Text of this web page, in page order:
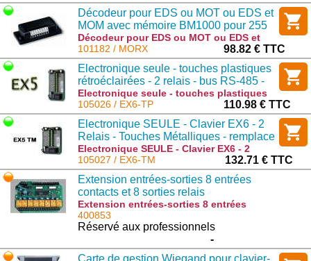
Décodeur pour EDS ou MOT ou EDS et
MOM avec mémoire BM1000 pour 255
codes pour lecteur de badge
Décodeur pour EDS ou MOT ou EDS et
MOM avec mémoire BM1000 pour 255
codes pour lecteur de badge : MORX
101182 / MORX
98.82 € TTC
Electronique seule - touches plastiques
rétroéclairées - 2 relais - bus RS-485 -
1000 codes
Electronique seule - touches plastiques
rétroéclairées - 2 relais - bus RS-485 -
1000 codes : EX6-TP
105026 / EX6-TP
110.98 € TTC
Electronique SEULE - Clavier EX6 - 2
Relais - Touches Métalliques - remplace
le EX5-TM
Electronique SEULE - Clavier EX6 - 2
Relais - Touches Métalliques - remplace
le EX5-TM : EX6-TM
105027 / EX6-TM
132.71 € TTC
Extension entrées-sorties 8 entrées
contacts et 8 sorties relais
programmables.
Extension entrées-sorties 8 entrées
contacts et 8 sorties relais
programmables. : IO8-ELA+
400853
Réservé aux professionnels
-
Carte de gestion Wiegand pour clavier-